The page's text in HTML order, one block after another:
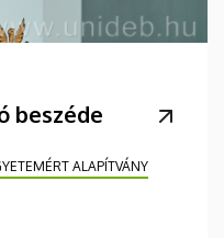
beszéde
ALAPÍTVÁNY